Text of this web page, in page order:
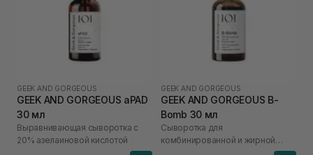
GEEK AND GORGEOUS
GEEK AND GORGEOUS aPAD
30 мл
Выравнивающая сыворотка с
20% азелаиновой кислотой
GEEK AND GORGEOUS
GEEK AND GORGEOUS B-
Bomb 30 мл
Сыворотка для
комбинированной и жирной